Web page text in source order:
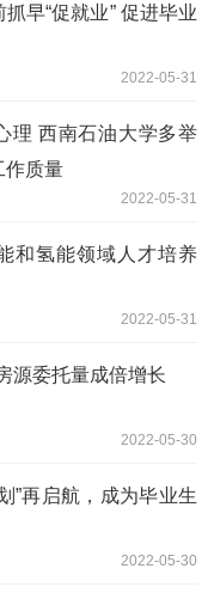
早“促就业” 促进毕业
2022-05-31
理 西南石油大学多举
作质量
2022-05-31
和氢能领域人才培养
2022-05-31
源委托量成倍增长
2022-05-30
”再启航，成为毕业生
2022-05-30